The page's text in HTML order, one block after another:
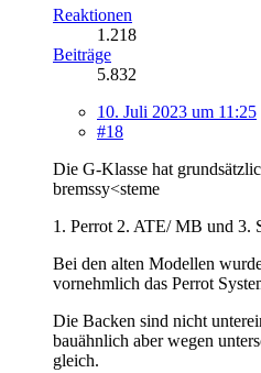
Reaktionen
1.218
Beiträge
5.832
10. Juli 2023 um 11:25
#18
Die G-Klasse hat
bremssy<steme
1. Perrot 2. ATE/ MB und 3.
Bei den alten Modellen
vornehmlich das Perrot
Die Backen sind nicht
bauähnlich aber wegen
gleich.